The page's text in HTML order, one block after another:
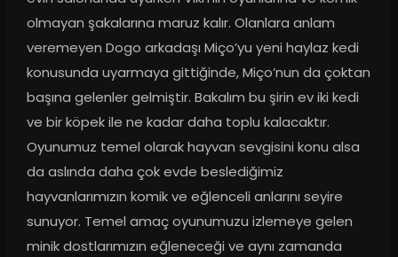
olmayan şakalarına maruz kalır. Olanlara anlam
veremeyen Dogo arkadaşı Miço’yu yeni haylaz kedi
konusunda uyarmaya gittiğinde, Miço’nun da çoktan
başına gelenler gelmiştir. Bakalım bu şirin ev iki kedi
ve bir köpek ile ne kadar daha toplu kalacaktır.
Oyunumuz temel olarak hayvan sevgisini konu alsa
da aslında daha çok evde beslediğimiz
hayvanlarımızın komik ve eğlenceli anlarını seyire
sunuyor. Temel amaç oyunumuzu izlemeye gelen
minik dostlarımızın eğleneceği ve aynı zamanda